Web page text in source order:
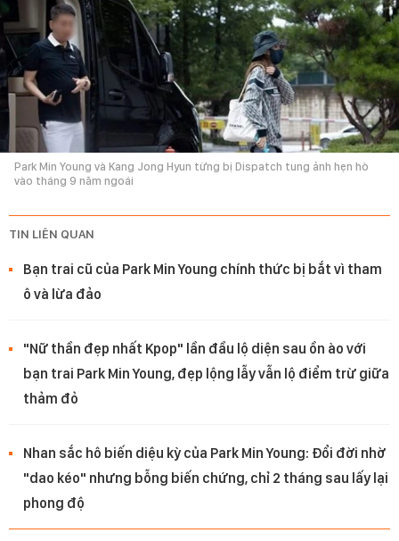
Park Min Young và Kang Jong Hyun từng bị Dispatch tung ảnh hẹn hò
vào tháng 9 năm ngoái
TIN LIÊN QUAN
Bạn trai cũ của Park Min Young chính thức bị bắt vì tham
ô và lừa đảo
"Nữ thần đẹp nhất Kpop" lần đầu lộ diện sau ồn ào với
bạn trai Park Min Young, đẹp lộng lẫy vẫn lộ điểm trừ giữa
thảm đỏ
Nhan sắc hô biến diệu kỳ của Park Min Young: Đổi đời nhờ
"dao kéo" nhưng bỗng biến chứng, chỉ 2 tháng sau lấy lại
phong độ